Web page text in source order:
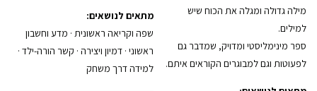
מילה גדולה ומגלה את הכוח שיש
למילים.
ספר מינימליסטי ומדויק, שמדבר גם
לפעוטות וגם למבוגרים הקוראים איתם.
מתאים לנושאים:
שפה וקריאה ראשונית · מדע וחשבון
ראשוני · דמיון ויצירה · קשר הורה-ילד ·
למידה דרך משחק